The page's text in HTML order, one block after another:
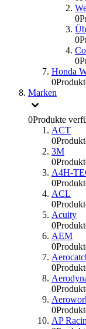
0
0
0
Honda
0
Marken
0Produkte
ACT
0
3M
0
A4H-
0
ACL
0
Acuity
0
AEM
0
0
0
0
AP